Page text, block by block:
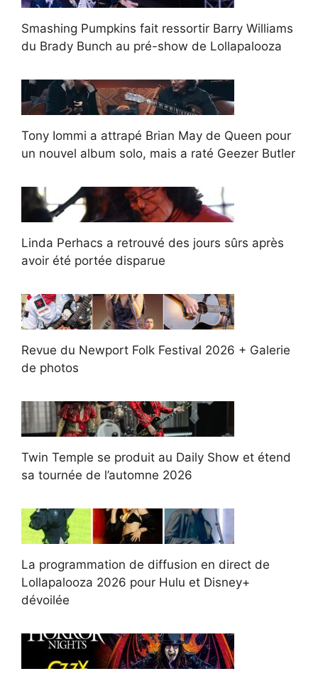
Smashing Pumpkins fait ressortir Barry Williams
du Brady Bunch au pré-show de Lollapalooza
Tony Iommi a attrapé Brian May de Queen pour
un nouvel album solo, mais a raté Geezer Butler
Linda Perhacs a retrouvé des jours sûrs après
avoir été portée disparue
Revue du Newport Folk Festival 2026 + Galerie
de photos
Twin Temple se produit au Daily Show et étend
sa tournée de l’automne 2026
La programmation de diffusion en direct de
Lollapalooza 2026 pour Hulu et Disney+
dévoilée